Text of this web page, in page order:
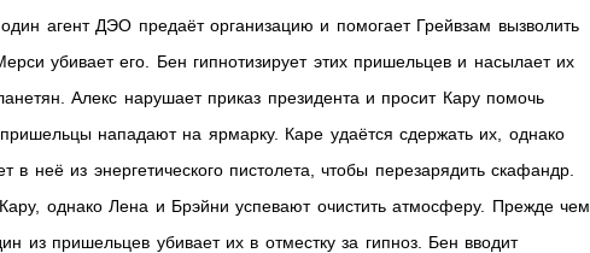
агент ДЭО предаёт организацию и помогает Грейвзам вызволить
убивает его. Бен гипнотизирует этих пришельцев и насылает их
Алекс нарушает приказ президента и просит Кару помочь
нападают на ярмарку. Каре удаётся сдержать их, однако
неё из энергетического пистолета, чтобы перезарядить скафандр.
однако Лена и Брэйни успевают очистить атмосферу. Прежде чем
из пришельцев убивает их в отместку за гипноз. Бен вводит